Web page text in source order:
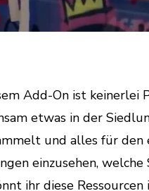
Add-On ist
etwas in der
und alles für
einzusehen,
ihr diese